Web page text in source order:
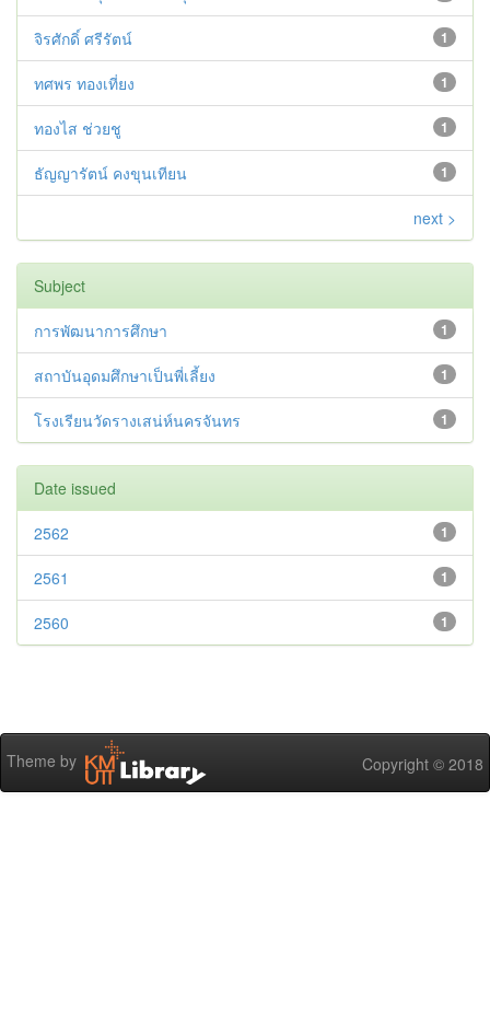
1
จิรศักดิ์ ศรีรัตน์
1
ทศพร ทองเที่ยง
1
ทองไส ช่วยชู
1
ธัญญารัตน์ คงขุนเทียน
next >
Subject
1
การพัฒนาการศึกษา
1
สถาบันอุดมศึกษาเป็นพี่เลี้ยง
1
โรงเรียนวัดรางเสน่ห์นครจันทร
Date issued
1
2562
1
2561
1
2560
Theme by Copyright © 2018